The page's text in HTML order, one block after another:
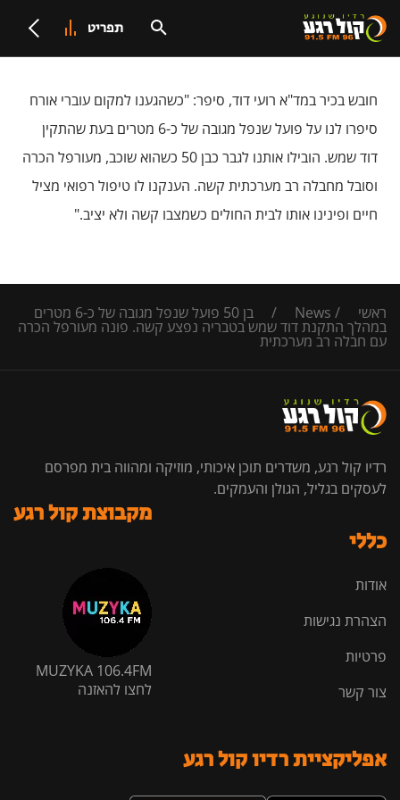
תפריט
חובש בכיר במד"א רועי דוד, סיפר: "כשהגענו למקום עוברי אורח
סיפרו לנו על פועל שנפל מגובה של כ-6 מטרים בעת שהתקין
דוד שמש. הובילו אותנו לגבר כבן 50 כשהוא שוכב, מעורפל הכרה
וסובל מחבלה רב מערכתית קשה. הענקנו לו טיפול רפואי מציל
חיים ופינינו אותו לבית החולים כשמצבו קשה ולא יציב."
ראשי /
News
/ בן 50 פועל שנפל מגובה של כ-6 מטרים
במהלך התקנת דוד שמש בטבריה נפצע קשה. פונה מעורפל הכרה
עם חבלה רב מערכתית
רדיו קול רגע, משדרים תוכן איכותי, מוזיקה ומהווה בית מפרסם
לעסקים בגליל, הגולן והעמקים.
כללי
אודות
הצהרת נגישות
פרטיות
צור קשר
מקבוצת קול רגע
MUZYKA 106.4FM
לחצו להאזנה
אפליקציית רדיו קול רגע